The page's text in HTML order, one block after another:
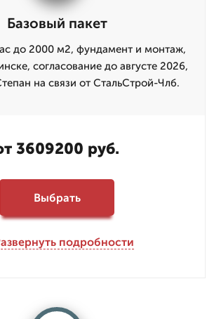
Базовый пакет
до 2000 м2, фундамент и монтаж,
согласование до августе 2026,
на связи от СтальСтрой-Члб.
3609200 руб.
Выбрать
подробности